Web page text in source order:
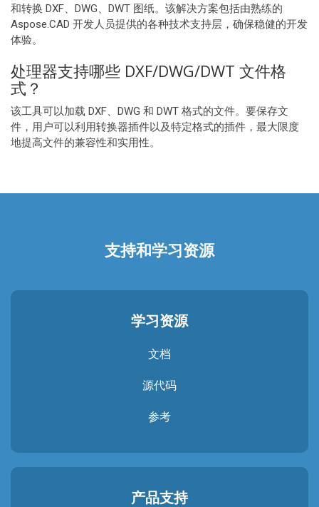
和转换 DXF、DWG、DWT 图纸。该解决方案包括由熟练的
Aspose.CAD 开发人员提供的各种技术支持层，确保稳健的开发
体验。
处理器支持哪些 DXF/DWG/DWT 文件格
式？
该工具可以加载 DXF、DWG 和 DWT 格式的文件。要保存文
件，用户可以利用转换器插件以及特定格式的插件，最大限度
地提高文件的兼容性和实用性。
支持和学习资源
学习资源
文档
源代码
参考
产品支持